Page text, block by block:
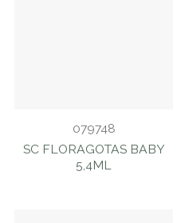
079748
SC FLORAGOTAS BABY
5,4ML